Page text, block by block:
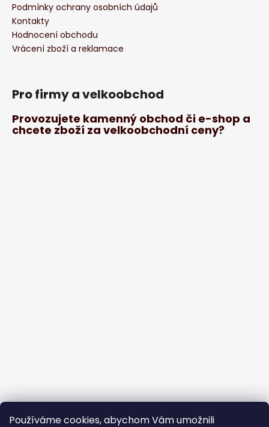
Používáme cookies, abychom Vám umožnili
Podmínky ochrany osobních údajů
Kontakty
Hodnocení obchodu
Vrácení zboží a reklamace
Pro firmy a velkoobchod
Provozujete kamenný obchod či e-shop a
chcete zboží za velkoobchodní ceny?